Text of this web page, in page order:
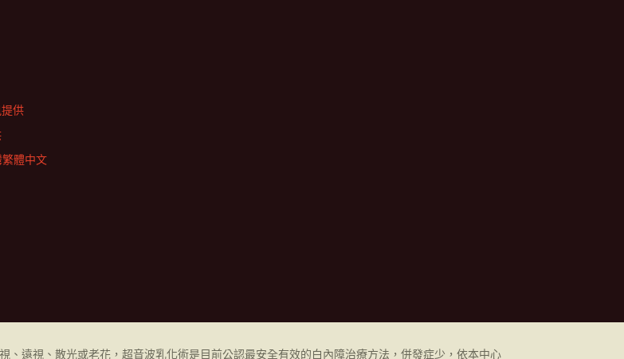
供
體中文
、遠視、散光或老花，超音波乳化術是目前公認最安全有效的白內障治療方法，併發症少，依本中心